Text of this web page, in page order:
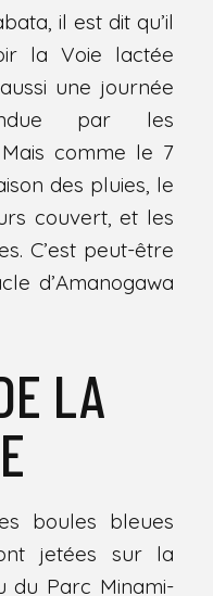
il est dit qu’il
la Voie lactée
une journée
par les
comme le 7
des pluies, le
couvert, et les
C’est peut-être
d’Amanogawa
LA
boules bleues
jetées sur la
du Parc Minami-